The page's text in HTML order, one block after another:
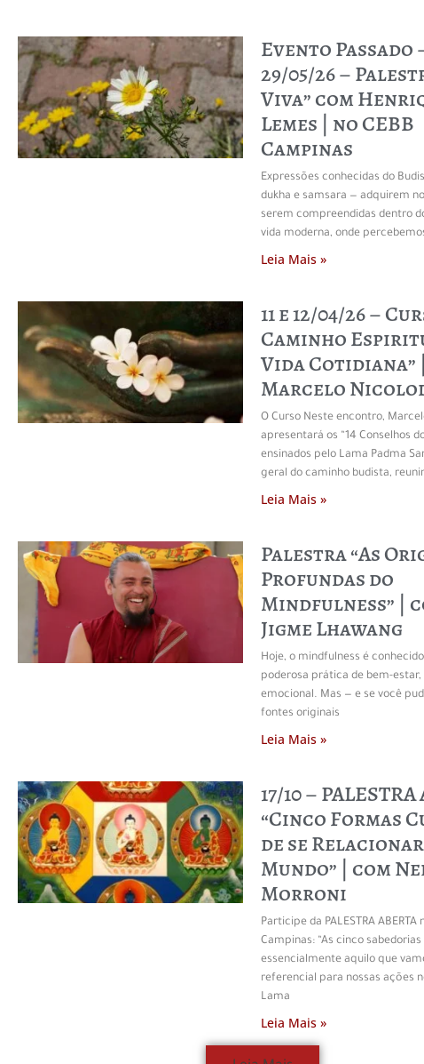
Evento Passado
29/05/26 –
Viva” com
Lemes | no CEBB
Campinas
Expressões conhecidas do
dukha e samsara — adquirem
serem compreendidas dentro
vida moderna, onde
Leia Mais »
11 e 12/04/26 –
Caminho
Vida Cotidiana”
Marcelo
O Curso Neste encontro,
apresentará os “14 Conselhos
ensinados pelo Lama Padma
geral do caminho budista,
Leia Mais »
Palestra “As
Profundas do
Mindfulness” |
Jigme Lhawang
Hoje, o mindfulness é
poderosa prática de bem-
emocional. Mas — e se você
fontes originais
Leia Mais »
17/10 –
“Cinco Formas
de se
Mundo” | com
Morroni
Participe da PALESTRA ABERTA
Campinas: “As cinco sabedorias
essencialmente aquilo que
referencial para nossas ações
Lama
Leia Mais »